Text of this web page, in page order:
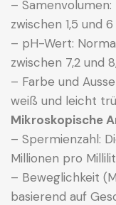
–
zwischen 1,5 und
– pH-Wert:
zwischen 7,2 und
– Farbe und
weiß und leicht
Mikroskopische
– Spermienzahl:
Millionen pro
– Beweglichkeit
basierend auf